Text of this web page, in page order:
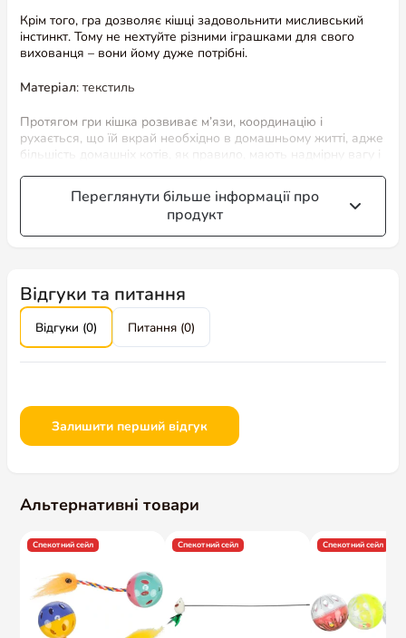
Крім того, гра дозволяє кішці задовольнити мисливський
інстинкт. Тому не нехтуйте різними іграшками для свого
вихованця – вони йому дуже потрібні.
Матеріал: текстиль
Протягом гри кішка розвиває м’язи, координацію і
рухається, що їй вкрай необхідно в домашньому житті, адже
більшість домашніх котів, як правило, мають надмірну вагу і
вибір кольору неможливий.
Замовляючи товар, ви погоджуєтеся з випадковим вибором
Переглянути більше інформації про
продукт
Відгуки та питання
Відгуки (0) Питання (0)
Залишити перший відгук
Альтернативні товари